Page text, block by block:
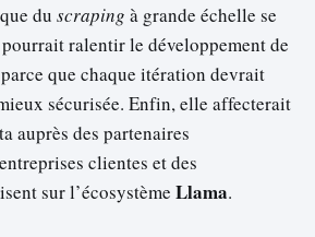
du scraping à grande échelle se
ralentir le développement de
que chaque itération devrait
sécurisée. Enfin, elle affecterait
auprès des partenaires
clientes et des
sur l’écosystème Llama.